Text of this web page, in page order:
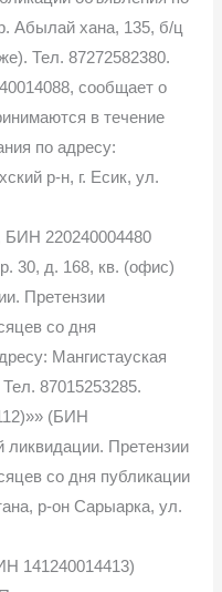
Абылай хана, 135, б/ц
Тел. 87272582380.
сообщает о
в течение
по адресу:
р-н, г. Есик, ул.
220240004480
30, д. 168, кв. (офис)
Претензии
со дня
Мангистауская
87015253285.
(БИН
ликвидации. Претензии
со дня публикации
р-он Сарыарка, ул.
141240014413)